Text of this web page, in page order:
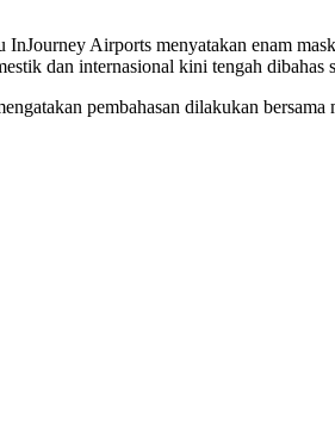
InJourney Airports menyatakan enam
dan internasional kini tengah
pembahasan dilakukan